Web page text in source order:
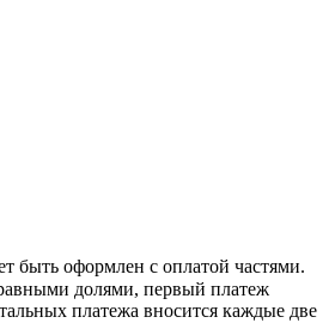
быть оформлен с оплатой частями.
долями, первый платеж
платежа вносится каждые две